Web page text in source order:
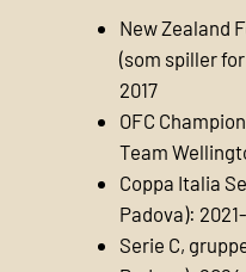
New Zealand
(som spiller
2017
OFC
Team
Coppa Italia
Padova):
Serie C,